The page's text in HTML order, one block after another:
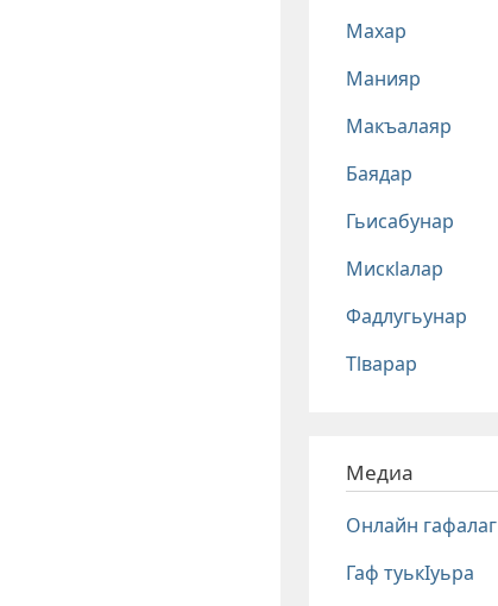
Махар
Манияр
Макъалаяр
Баядар
Гьисабунар
Мискlалар
Фадлугьунар
Тlварар
Медиа
Онлайн гафалаг
Гаф туькIуьра